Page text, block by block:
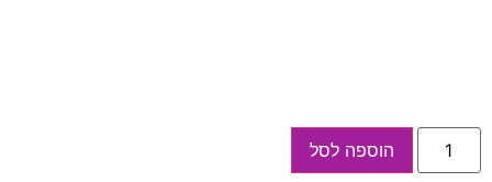
כמות
מחברת
הוספה לסל